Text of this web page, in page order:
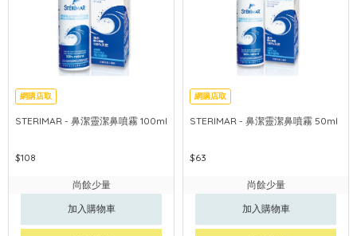
網購店取
STERIMAR - 鼻潔靈潔鼻噴霧 100ml
$108
尚餘少量
加入購物車
網購店取
STERIMAR - 鼻潔靈潔鼻噴霧 50ml
$63
尚餘少量
加入購物車